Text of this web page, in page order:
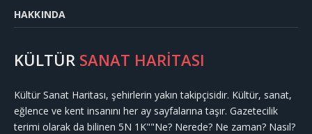
HAKKINDA
KÜLTÜR SANAT HARİTASI
Kültür Sanat Haritası, şehirlerin yakın takipçisidir. Kültür, sanat,
eğlence ve kent insanını her ay sayfalarına taşır. Gazetecilik
terimi olarak da bilinen 5N 1K""Ne? Nerede? Ne zaman? Nasıl?